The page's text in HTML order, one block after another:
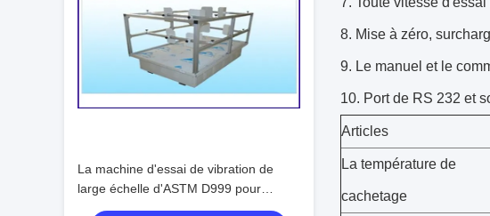
La machine d'essai de vibration de
large échelle d'ASTM D999 pour
simulent le transport
Mise à zéro,
Le manuel et le
Port de RS 232 et
Articles
La température de
cachetage